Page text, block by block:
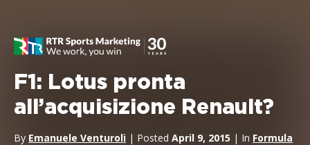
F1: Lotus pronta
all’acquisizione Renault?
By Emanuele Venturoli | Posted April 9, 2015 | In Formula